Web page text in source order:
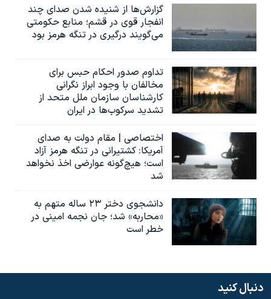
گزارش‌ها از شنیده شدن صدای چند
انفجار قوی در قشم؛ منابع حکومتی
می‌گویند درگیری در تنگه هرمز بود
تداوم صدور احکام حبس برای
مخالفان با وجود ابراز نگرانی
کارشناسان سازمان ملل متحد از
تشدید سرکوب‌ها در ایران
اختصاصی | مقام دولت به صدای
آمریکا: کشتیرانی در تنگه هرمز آزاد
است؛ هیچ‌گونه عوارضی اخذ نخواهد
شد
دانشجوی دختر ۲۳ ساله متهم به
«محاربه» شد؛ جان نجمه امینی در
خطر است
دنبال کنید